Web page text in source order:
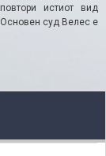
истиот вид
Основен суд Велес е